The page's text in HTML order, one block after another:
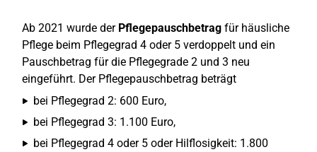
Ab 2021 wurde der Pflegepauschbetrag für häusliche
Pflege beim Pflegegrad 4 oder 5 verdoppelt und ein
Pauschbetrag für die Pflegegrade 2 und 3 neu
eingeführt. Der Pflegepauschbetrag beträgt
bei Pflegegrad 2: 600 Euro,
bei Pflegegrad 3: 1.100 Euro,
bei Pflegegrad 4 oder 5 oder Hilflosigkeit: 1.800